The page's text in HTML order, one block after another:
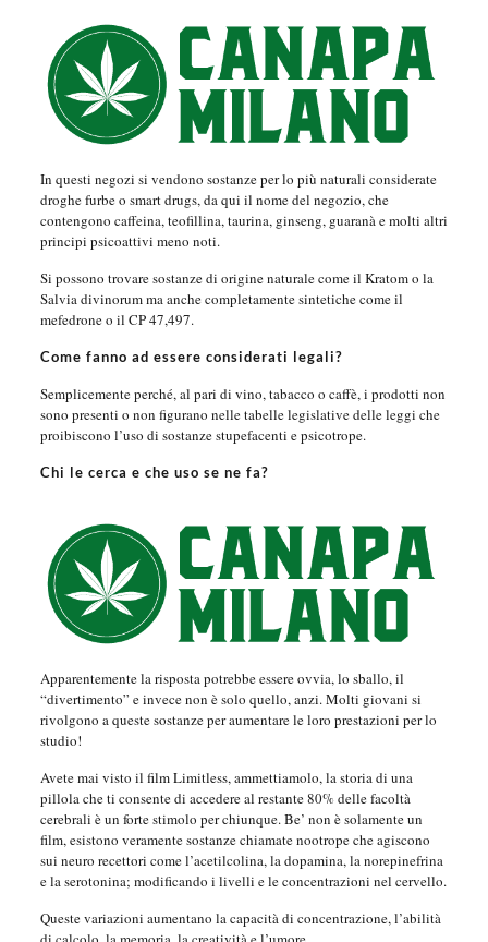
In questi negozi si vendono sostanze per lo più naturali considerate
droghe furbe o smart drugs, da qui il nome del negozio, che
contengono caffeina, teofillina, taurina, ginseng, guaranà e molti altri
principi psicoattivi meno noti.
Si possono trovare sostanze di origine naturale come il Kratom o la
Salvia divinorum ma anche completamente sintetiche come il
mefedrone o il CP 47,497.
Come fanno ad essere considerati legali?
Semplicemente perché, al pari di vino, tabacco o caffè, i prodotti non
sono presenti o non figurano nelle tabelle legislative delle leggi che
proibiscono l’uso di sostanze stupefacenti e psicotrope.
Chi le cerca e che uso se ne fa?
Apparentemente la risposta potrebbe essere ovvia, lo sballo, il
“divertimento” e invece non è solo quello, anzi. Molti giovani si
rivolgono a queste sostanze per aumentare le loro prestazioni per lo
studio!
Avete mai visto il film Limitless, ammettiamolo, la storia di una
pillola che ti consente di accedere al restante 80% delle facoltà
cerebrali è un forte stimolo per chiunque. Be’ non è solamente un
film, esistono veramente sostanze chiamate nootrope che agiscono
sui neuro recettori come l’acetilcolina, la dopamina, la norepinefrina
e la serotonina; modificando i livelli e le concentrazioni nel cervello.
Queste variazioni aumentano la capacità di concentrazione, l’abilità